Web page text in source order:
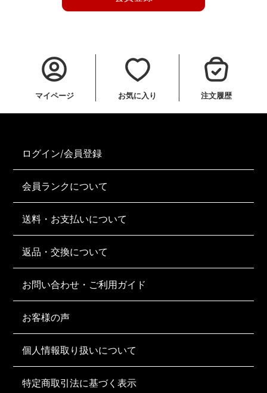
マイページ お気に入り 注文履歴
ログイン/会員登録
会員ランクについて
送料・お支払いについて
返品・交換について
お問い合わせ・ご利用ガイド
お客様の声
個人情報取り扱いについて
特定商取引法に基づく表示